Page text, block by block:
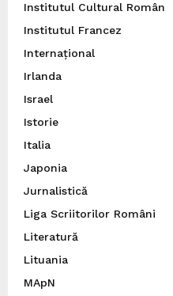
Institutul Cultural Român
Institutul Francez
Internațional
Irlanda
Israel
Istorie
Italia
Japonia
Jurnalistică
Liga Scriitorilor Români
Literatură
Lituania
MApN